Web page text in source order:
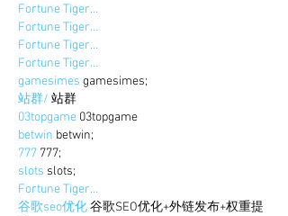
Fortune Tiger…
Fortune Tiger…
Fortune Tiger…
Fortune Tiger…
gamesimes gamesimes;
站群/ 站群
03topgame 03topgame
betwin betwin;
777 777;
slots slots;
Fortune Tiger…
谷歌seo优化 谷歌SEO优化+外链发布+权重提